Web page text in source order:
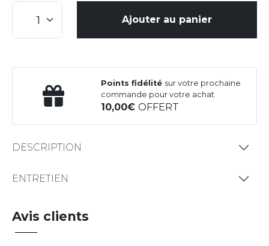
Ajouter au panier
Points fidélité sur votre prochaine
commande pour votre achat
10,00OFFERT
DESCRIPTION
ENTRETIEN
Avis clients